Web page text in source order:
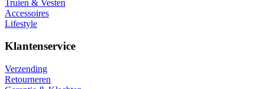
Truien & Vesten
Accessoires
Lifestyle
Klantenservice
Verzending
Retourneren